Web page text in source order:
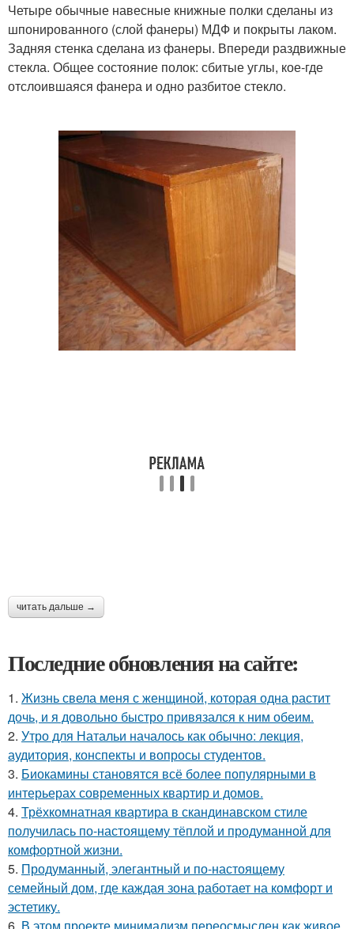
Четыре обычные навесные книжные полки сделаны из
шпонированного (слой фанеры) МДФ и покрыты лаком.
Задняя стенка сделана из фанеры. Впереди раздвижные
стекла. Общее состояние полок: сбитые углы, кое-где
отслоившаяся фанера и одно разбитое стекло.
читать дальше →
Последние обновления на сайте:
1. Жизнь свела меня с женщиной, которая одна растит
дочь, и я довольно быстро привязался к ним обеим.
2. Утро для Натальи началось как обычно: лекция,
аудитория, конспекты и вопросы студентов.
3. Биокамины становятся всё более популярными в
интерьерах современных квартир и домов.
4. Трёхкомнатная квартира в скандинавском стиле
получилась по-настоящему тёплой и продуманной для
комфортной жизни.
5. Продуманный, элегантный и по-настоящему
семейный дом, где каждая зона работает на комфорт и
эстетику.
6. В этом проекте минимализм переосмыслен как живое,